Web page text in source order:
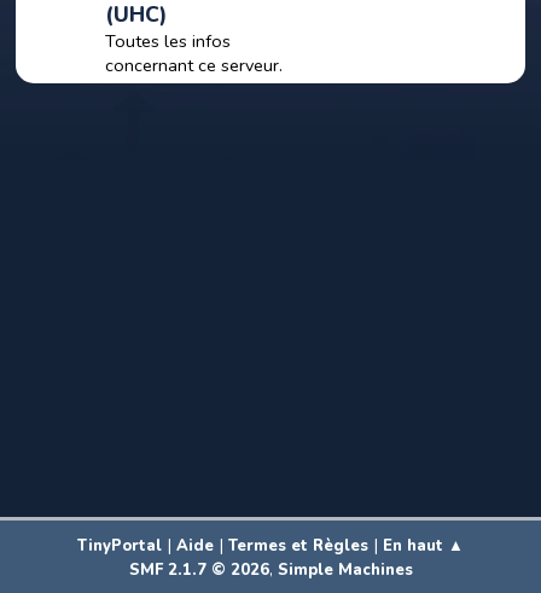
(UHC)
Toutes les infos
concernant ce serveur.
TinyPortal | Aide | Termes et Règles | En haut ▲
SMF 2.1.7 © 2026, Simple Machines